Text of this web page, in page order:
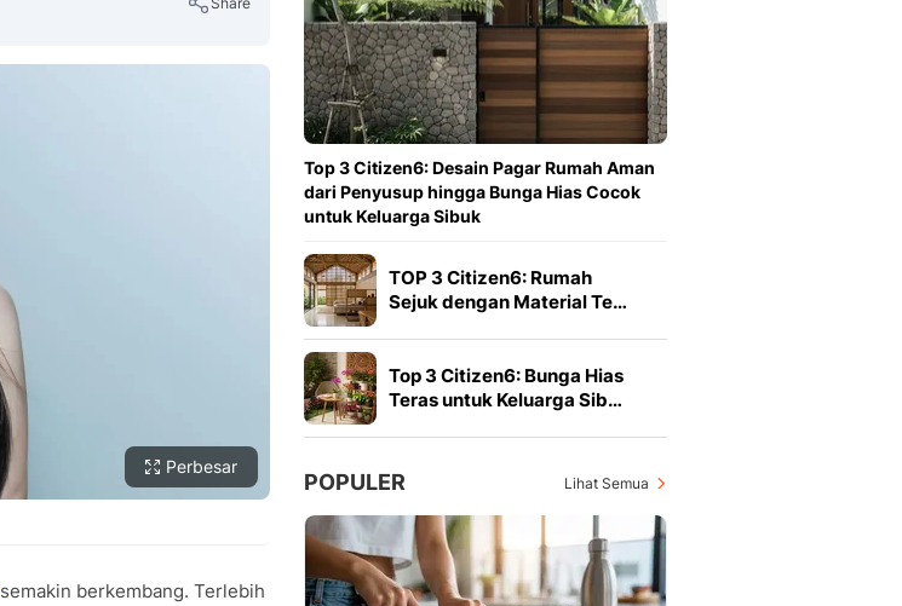
Perbesar
semakin berkembang. Terlebih
Top 3 Citizen6: Desain Pagar Rumah Aman
dari Penyusup hingga Bunga Hias Cocok
untuk Keluarga Sibuk
TOP 3 Citizen6: Rumah
Sejuk dengan Material Te…
Top 3 Citizen6: Bunga Hias
Teras untuk Keluarga Sib…
POPULER Lihat Semua